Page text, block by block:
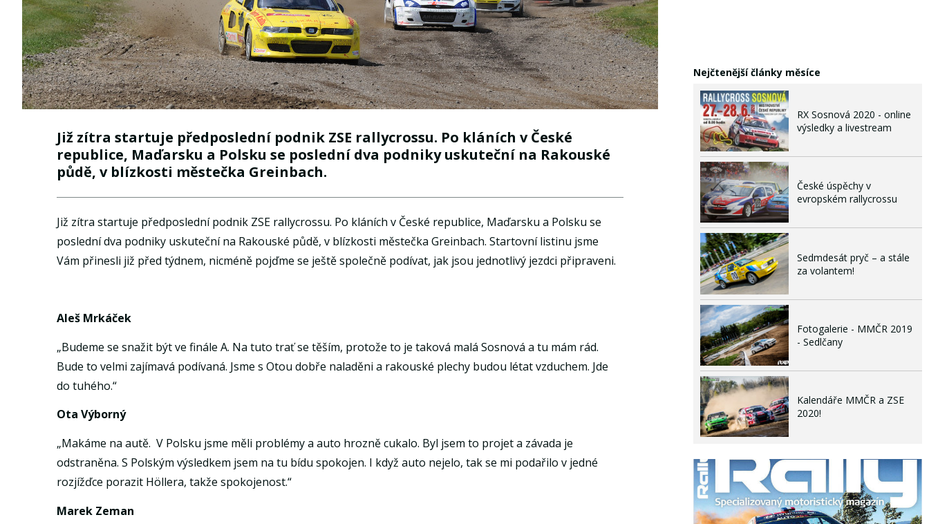
Již zítra startuje předposlední podnik ZSE rallycrossu. Po kláních v České
republice, Maďarsku a Polsku se poslední dva podniky uskuteční na Rakouské
půdě, v blízkosti městečka Greinbach.
Již zítra startuje předposlední podnik ZSE rallycrossu. Po kláních v České republice, Maďarsku a Polsku se
poslední dva podniky uskuteční na Rakouské půdě, v blízkosti městečka Greinbach. Startovní listinu jsme
Vám přinesli již před týdnem, nicméně pojďme se ještě společně podívat, jak jsou jednotlivý jezdci připraveni.
Aleš Mrkáček
„Budeme se snažit být ve finále A. Na tuto trať se těším, protože to je taková malá Sosnová a tu mám rád.
Bude to velmi zajímavá podívaná. Jsme s Otou dobře naladěni a rakouské plechy budou létat vzduchem. Jde
do tuhého.“
Ota Výborný
„Makáme na autě. V Polsku jsme měli problémy a auto hrozně cukalo. Byl jsem to projet a závada je
odstraněna. S Polským výsledkem jsem na tu bídu spokojen. I když auto nejelo, tak se mi podařilo v jedné
rozjížďce porazit Höllera, takže spokojenost.“
Marek Zeman
Nejčtenější články měsíce
RX Sosnová 2020 - online
výsledky a livestream
České úspěchy v
evropském rallycrossu
Sedmdesát pryč – a stále
za volantem!
Fotogalerie - MMČR 2019
- Sedlčany
Kalendáře MMČR a ZSE
2020!